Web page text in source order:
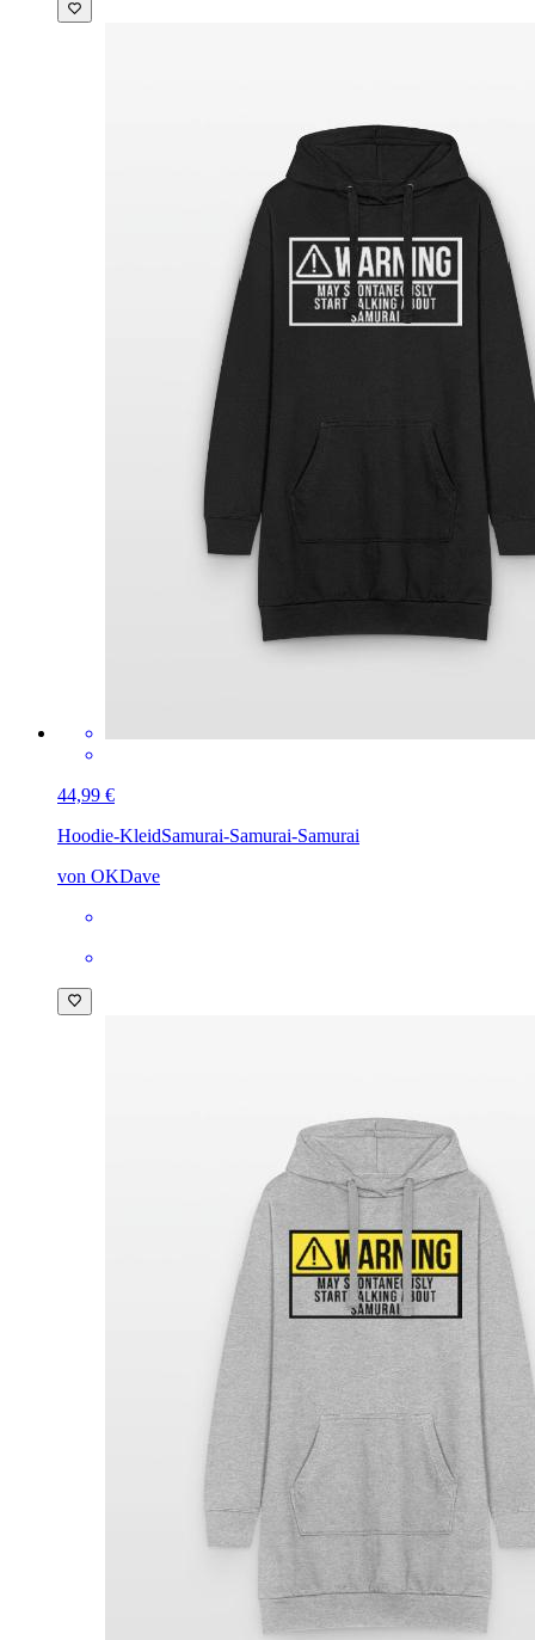
44,99 €
Hoodie-KleidSamurai-Samurai-Samurai
von OKDave